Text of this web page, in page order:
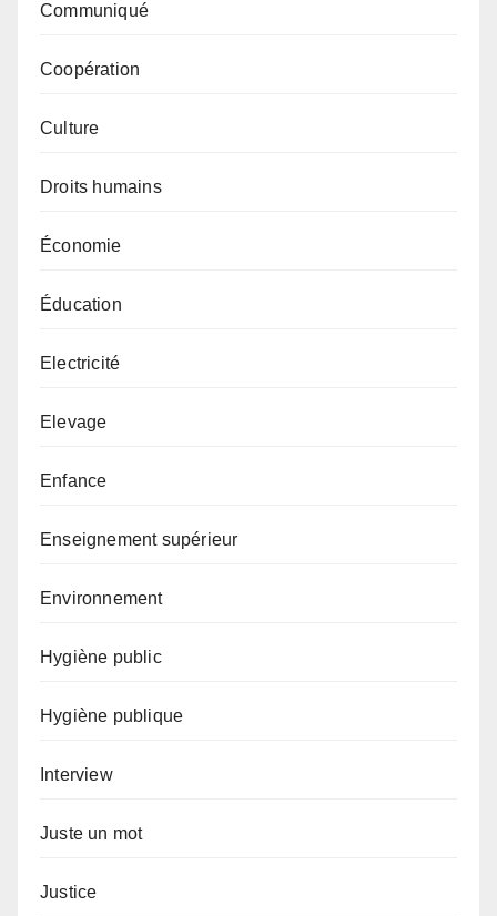
Communiqué
Coopération
Culture
Droits humains
Économie
Éducation
Electricité
Elevage
Enfance
Enseignement supérieur
Environnement
Hygiène public
Hygiène publique
Interview
Juste un mot
Justice